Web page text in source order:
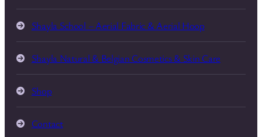
Shayla School – Aerial Fabric & Aerial Hoop
Shayla Natural & Belgian Cosmetics & Skin Care
Shop
Contact